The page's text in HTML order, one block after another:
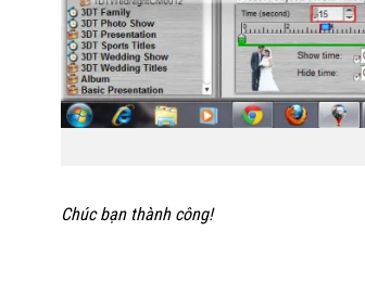
Chúc bạn thành công!